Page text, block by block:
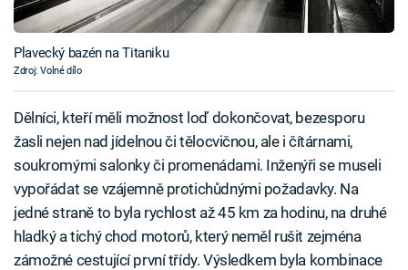
Plavecký bazén na Titaniku
Zdroj: Volné dílo
Dělníci, kteří měli možnost loď dokončovat, bezesporu
žasli nejen nad jídelnou či tělocvičnou, ale i čítárnami,
soukromými salonky či promenádami. Inženýři se museli
vypořádat se vzájemně protichůdnými požadavky. Na
jedné straně to byla rychlost až 45 km za hodinu, na druhé
hladký a tichý chod motorů, který neměl rušit zejména
zámožné cestující první třídy. Výsledkem byla kombinace